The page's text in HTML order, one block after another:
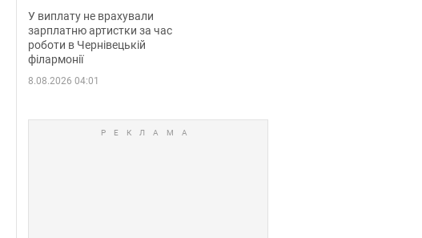
отримувала співачка
У виплату не врахували
зарплатню артистки за час
роботи в Чернівецькій
філармонії
8.08.2026 04:01